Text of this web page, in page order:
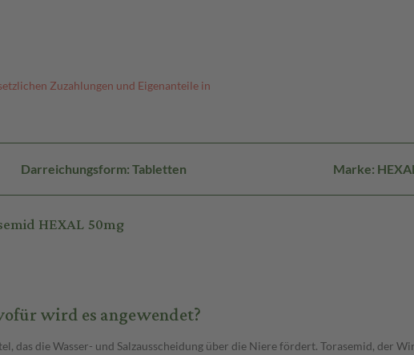
Zuzahlungen und Eigenanteile in
Darreichungsform: Tabletten Marke:
HEXAL 50mg
wird es angewendet?
das die Wasser- und Salzausscheidung über die Niere fördert. Torasemid, der